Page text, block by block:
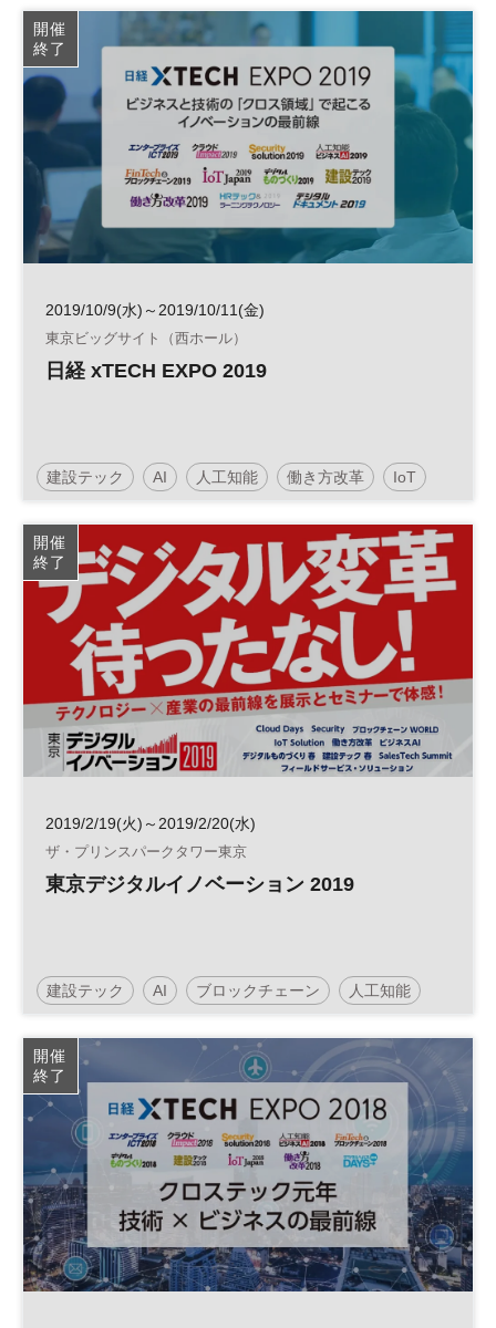
ニューノーマル デジタルトランスフォーメーション
人工知能 DX
開催
終了
2019/10/9(水)～2019/10/11(金)
東京ビッグサイト（西ホール）
日経 xTECH EXPO 2019
建設テック AI 人工知能 働き方改革 IoT
クラウド ICT HRテック
FinTech
開催
終了
2019/2/19(火)～2019/2/20(水)
ザ・プリンスパークタワー東京
東京デジタルイノベーション 2019
建設テック AI ブロックチェーン 人工知能
働き方改革 IoT
クラウド
開催
終了